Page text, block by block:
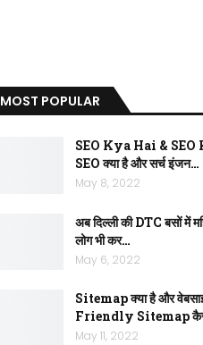
MOST POPULAR
SEO Kya Hai & SEO
SEO क्या है और सर्च इंजन…
May 8, 2022
अब दिल्ली की DTC बसों में
लोग भी कर…
May 6, 2022
Sitemap क्या है और
Friendly Sitemap
May 11, 2022